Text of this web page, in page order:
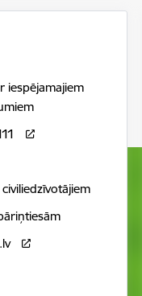
iespējamajiem